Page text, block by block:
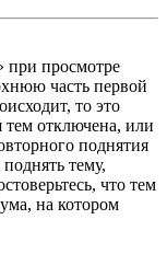
при просмотре
часть первой
то это
тем отключена, или
поднятия
тему,
что тем
на котором